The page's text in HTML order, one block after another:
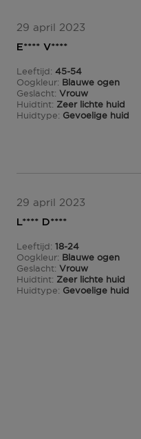
29 april 2023
E**** V****
Leeftijd
45 tot 5445-54
Oogkleur Blauwe ogen
Geslacht Vrouw
Huidtint Zeer lichte huid
Huidtype
Gevoelige huid
29 april 2023
L**** D****
Leeftijd
18 tot 24 18-24
Oogkleur Blauwe ogen
Geslacht Vrouw
Huidtint Zeer lichte huid
Huidtype
Gevoelige huid